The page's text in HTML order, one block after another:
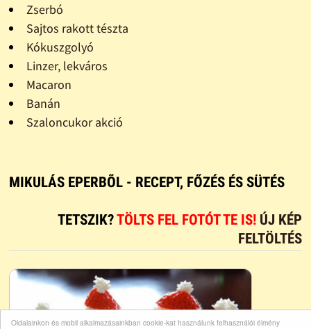
Oldalainkon és mobil alkalmazásainkban cookie-kat használunk felhasználói élmény
Zserbó
Sajtos rakott tészta
Kókuszgolyó
Linzer, lekváros
Macaron
Banán
Szaloncukor akció
MIKULÁS EPERBÕL - RECEPT, FŐZÉS ÉS SÜTÉS
TETSZIK?TÖLTS FEL FOTÓT TE IS! ÚJ KÉP
FELTÖLTÉS